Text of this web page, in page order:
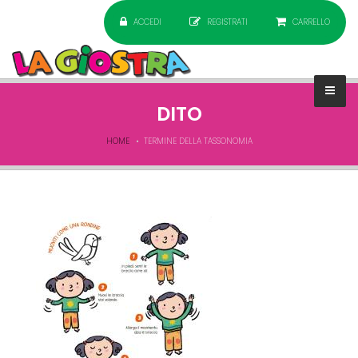
ACCEDI REGISTRATI CARRELLO
DITO
HOME TERMINE DELLA TASSONOMIA